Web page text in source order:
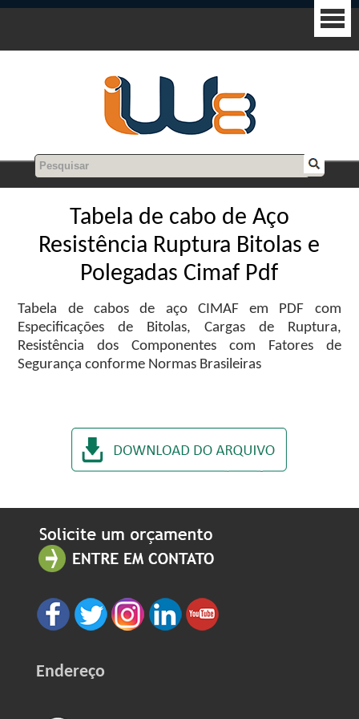
Tabela de cabo de Aço
Resistência Ruptura Bitolas e
Polegadas Cimaf Pdf
Tabela de cabos de aço CIMAF em PDF com
Especificações de Bitolas, Cargas de Ruptura,
Resistência dos Componentes com Fatores de
Segurança conforme Normas Brasileiras
Endereço